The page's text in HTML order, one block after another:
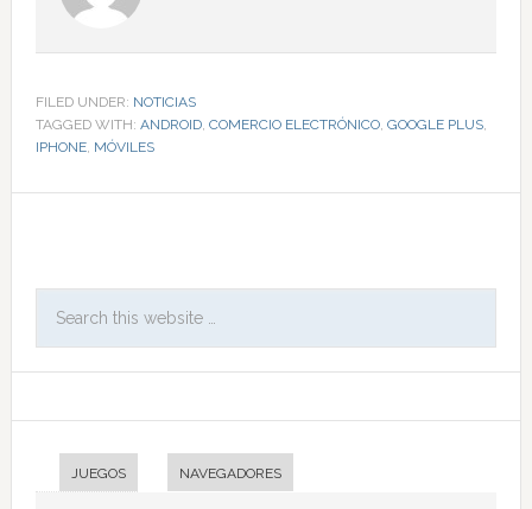
FILED UNDER: NOTICIAS
TAGGED WITH: ANDROID, COMERCIO ELECTRÓNICO, GOOGLE PLUS,
IPHONE, MÓVILES
JUEGOS NAVEGADORES